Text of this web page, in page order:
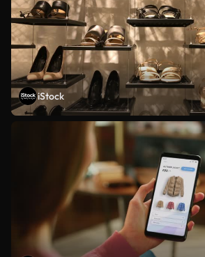
iStock